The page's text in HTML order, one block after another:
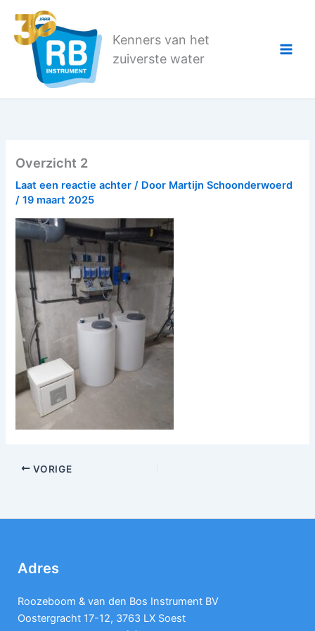
naar
Kenners van het
zuiverste water
Overzicht 2
Laat een reactie achter / Door Martijn Schoonderwoerd
/19 maart 2025
VORIGE
Adres
Roozeboom & van den Bos Instrument BV
Oostergracht 17-12, 3763 LX Soest